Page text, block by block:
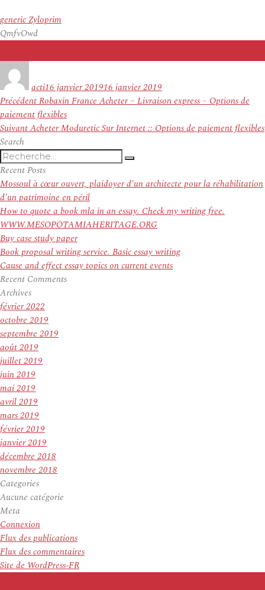
generic Zyloprim
QmfvOwd
actile
16 janvier 201916 janvier 2019
Navigation
de
l’article
PrécédentArticle
précédent :
Robaxin France Acheter – Livraison express – Options de
paiement flexibles
SuivantArticle
Acheter Moduretic Sur Internet :: Options de paiement flexibles
Search
Recherche
pour
:
Recherche
Recent Posts
Mossoul à cœur ouvert, plaidoyer d’un architecte pour la réhabilitation
d’un patrimoine en péril
How to quote a book mla in an essay. Check my writing free.
WWW.MESOPOTAMIAHERITAGE.ORG
Buy case study paper
Book proposal writing service. Basic essay writing
Cause and effect essay topics on current events
Recent Comments
Archives
février 2022
octobre 2019
septembre 2019
août 2019
juillet 2019
juin 2019
mai 2019
avril 2019
mars 2019
février 2019
janvier 2019
décembre 2018
novembre 2018
Categories
Aucune catégorie
Meta
Connexion
Flux des publications
Flux des commentaires
Site de WordPress-FR